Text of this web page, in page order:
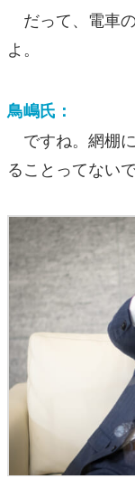
だって、電車
よ。
鳥嶋氏：
ですね。網棚
ることってない